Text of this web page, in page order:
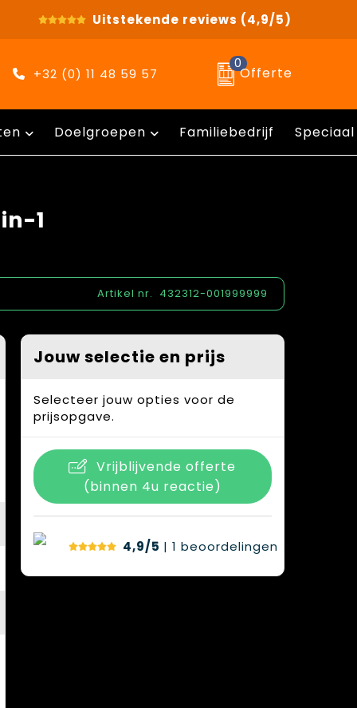
Uitstekende reviews (4,9/5)
+32 (0) 11 48 59 57
0
Offerte
Doelgroepen Familiebedrijf
1
Artikel nr. 432312-001999999
Jouw selectie en prijs
Selecteer jouw opties voor de
prijsopgave.
Vrijblijvende offerte
(binnen 4u reactie)
4,9/5 | 1 beoordelingen